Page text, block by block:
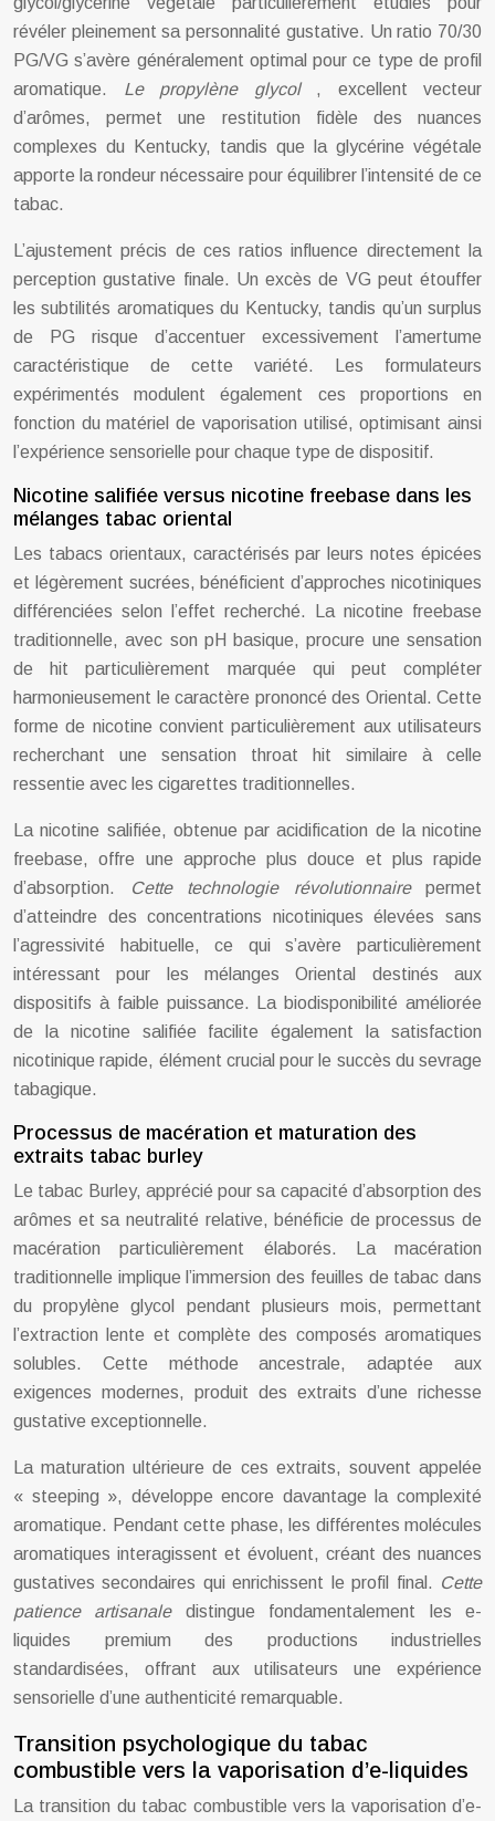
révéler pleinement sa personnalité gustative. Un ratio 70/30
PG/VG s’avère généralement optimal pour ce type de profil
aromatique. Le propylène glycol , excellent vecteur
d’arômes, permet une restitution fidèle des nuances
complexes du Kentucky, tandis que la glycérine végétale
apporte la rondeur nécessaire pour équilibrer l’intensité de ce
tabac.
L’ajustement précis de ces ratios influence directement la
perception gustative finale. Un excès de VG peut étouffer
les subtilités aromatiques du Kentucky, tandis qu’un surplus
de PG risque d’accentuer excessivement l’amertume
caractéristique de cette variété. Les formulateurs
expérimentés modulent également ces proportions en
fonction du matériel de vaporisation utilisé, optimisant ainsi
l’expérience sensorielle pour chaque type de dispositif.
Nicotine salifiée versus nicotine freebase dans les
mélanges tabac oriental
Les tabacs orientaux, caractérisés par leurs notes épicées
et légèrement sucrées, bénéficient d’approches nicotiniques
différenciées selon l’effet recherché. La nicotine freebase
traditionnelle, avec son pH basique, procure une sensation
de hit particulièrement marquée qui peut compléter
harmonieusement le caractère prononcé des Oriental. Cette
forme de nicotine convient particulièrement aux utilisateurs
recherchant une sensation throat hit similaire à celle
ressentie avec les cigarettes traditionnelles.
La nicotine salifiée, obtenue par acidification de la nicotine
freebase, offre une approche plus douce et plus rapide
d’absorption.
Cette technologie révolutionnaire permet
d’atteindre des concentrations nicotiniques élevées sans
l’agressivité habituelle, ce qui s’avère particulièrement
intéressant pour les mélanges Oriental destinés aux
dispositifs à faible puissance. La biodisponibilité améliorée
de la nicotine salifiée facilite également la satisfaction
nicotinique rapide, élément crucial pour le succès du sevrage
tabagique.
Processus de macération et maturation des
extraits tabac burley
Le tabac Burley, apprécié pour sa capacité d’absorption des
arômes et sa neutralité relative, bénéficie de processus de
macération particulièrement élaborés. La macération
traditionnelle implique l’immersion des feuilles de tabac dans
du propylène glycol pendant plusieurs mois, permettant
l’extraction lente et complète des composés aromatiques
solubles. Cette méthode ancestrale, adaptée aux
exigences modernes, produit des extraits d’une richesse
gustative exceptionnelle.
La maturation ultérieure de ces extraits, souvent appelée
« steeping », développe encore davantage la complexité
aromatique. Pendant cette phase, les différentes molécules
aromatiques interagissent et évoluent, créant des nuances
gustatives secondaires qui enrichissent le profil final. Cette
patience artisanale distingue fondamentalement les e-
liquides premium des productions industrielles
standardisées, offrant aux utilisateurs une expérience
sensorielle d’une authenticité remarquable.
Transition psychologique du tabac
combustible vers la vaporisation d’e-liquides
La transition du tabac combustible vers la vaporisation d’e-